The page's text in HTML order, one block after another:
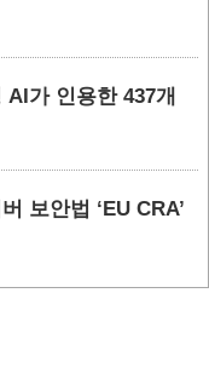
가 인용한 437개
보안법 ‘EU CRA’